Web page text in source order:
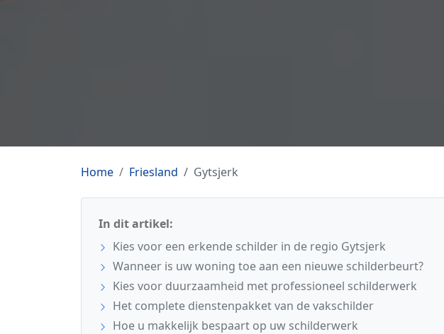
Home Friesland Gytsjerk
In dit artikel:
Kies voor een erkende schilder in de regio Gytsjerk
Wanneer is uw woning toe aan een nieuwe schilderbeurt?
Kies voor duurzaamheid met professioneel schilderwerk
Het complete dienstenpakket van de vakschilder
Hoe u makkelijk bespaart op uw schilderwerk